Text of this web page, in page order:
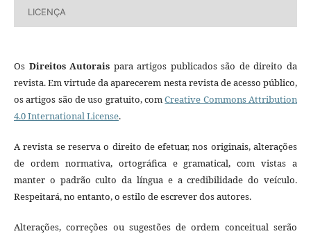
LICENÇA
Os Direitos Autorais para artigos publicados são de direito da
revista. Em virtude da aparecerem nesta revista de acesso público,
os artigos são de uso gratuito, comCreative Commons Attribution
4.0 International License.
A revista se reserva o direito de efetuar, nos originais, alterações
de ordem normativa, ortográfica e gramatical, com vistas a
manter o padrão culto da língua e a credibilidade do veículo.
Respeitará, no entanto, o estilo de escrever dos autores.
Alterações, correções ou sugestões de ordem conceitual serão